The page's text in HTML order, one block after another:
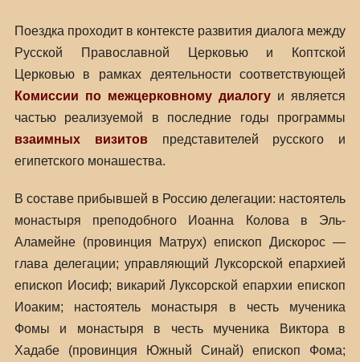
Поездка проходит в контексте развития диалога между
Русской Православной Церковью и Коптской
Церковью в рамках деятельности соответствующей
Комиссии по межцерковному диалогу и является
частью реализуемой в последние годы программы
взаимных визитовпредставителей русского и
египетского монашества.
В составе прибывшей в Россию делегации: настоятель
монастыря преподобного Иоанна Колова в Эль-
Аламейне (провинция Матрух) епископ Дискорос —
глава делегации; управляющий Луксорской епархией
епископ Иосиф; викарий Луксорской епархии епископ
Иоаким; настоятель монастыря в честь мученика
Фомы и монастыря в честь мученика Виктора в
Хадабе (провинция Южный Синай) епископ Фома;